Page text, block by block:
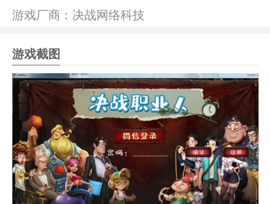
游戏厂商：决战网络科技
游戏截图